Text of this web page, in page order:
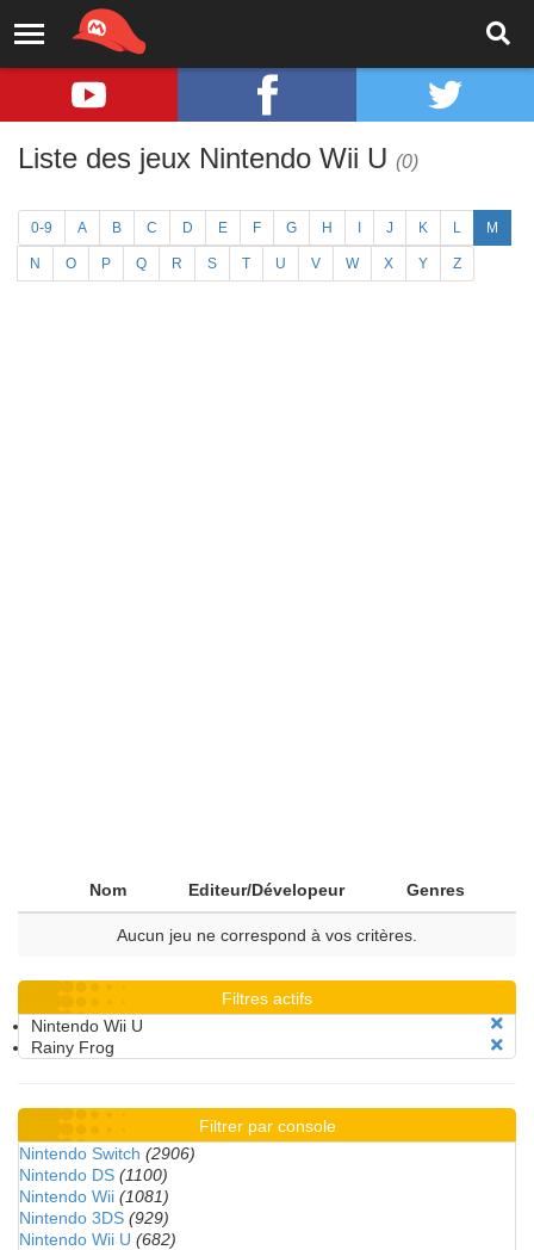
Liste des jeux Nintendo Wii U (0)
0-9 A B C D E F G H J K L M
N O P Q R S T U V W X Y Z
Nom Editeur/Dévelopeur Genres
Aucun jeu ne correspond à vos critères.
Filtres actifs
Nintendo Wii U
Rainy Frog
Filtrer par console
Nintendo Switch (2906)
Nintendo DS (1100)
Nintendo Wii (1081)
Nintendo 3DS (929)
Nintendo Wii U (682)